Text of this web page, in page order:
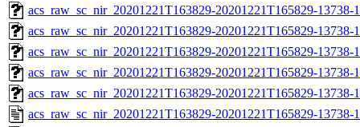
acs_raw_sc_nir_20201221T163829-20201221T165829-
acs_raw_sc_nir_20201221T163829-20201221T165829-13738-
acs_raw_sc_nir_20201221T163829-20201221T165829-13738-
acs_raw_sc_nir_20201221T163829-20201221T165829-13738-
acs_raw_sc_nir_20201221T163829-20201221T165829-13738-
acs_raw_sc_nir_20201221T163829-20201221T165829-13738-